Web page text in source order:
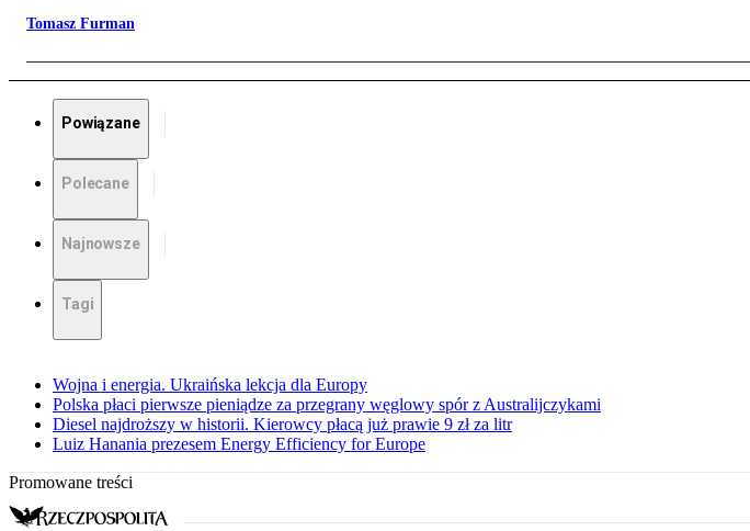
Tomasz Furman
Powiązane
Polecane
Najnowsze
Tagi
Wojna i energia. Ukraińska lekcja dla Europy
Polska płaci pierwsze pieniądze za przegrany węglowy spór z Australijczykami
Diesel najdroższy w historii. Kierowcy płacą już prawie 9 zł za litr
Luiz Hanania prezesem Energy Efficiency for Europe
Promowane treści